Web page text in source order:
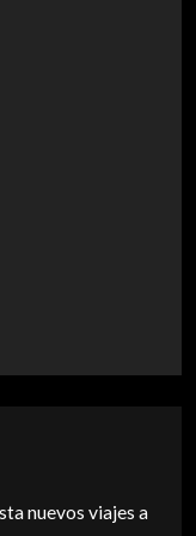
nuevos viajes a